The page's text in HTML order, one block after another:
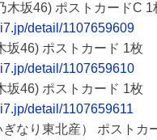
木坂46) ポストカードC 1
detail/1107659609
坂46) ポストカード 1枚
detail/1107659610
坂46) ポストカード 1枚
detail/1107659611
ぎなり東北産） ポストカ